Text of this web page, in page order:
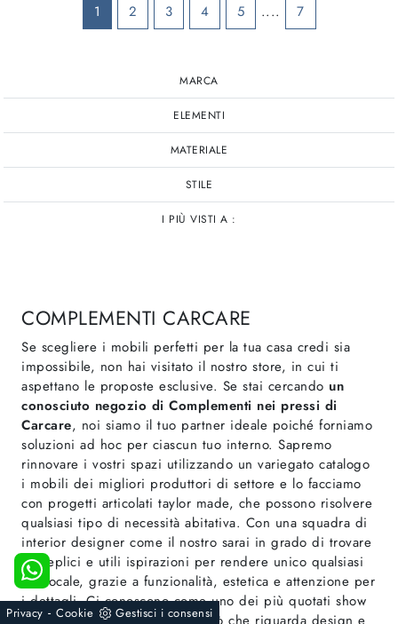
MARCA
ELEMENTI
MATERIALE
STILE
I PIÙ VISTI A :
1 2 3 4 5 .... 7
COMPLEMENTI CARCARE
Se scegliere i mobili perfetti per la tua casa credi sia
impossibile, non hai visitato il nostro store, in cui ti
aspettano le proposte esclusive. Se stai cercando un
conosciuto negozio di Complementi nei pressi di
Carcare, noi siamo il tuo partner ideale poiché forniamo
soluzioni ad hoc per ciascun tuo interno. Sapremo
rinnovare i vostri spazi utilizzando un variegato catalogo
i mobili dei migliori produttori di settore e lo facciamo
con progetti articolati taylor made, che possono risolvere
qualsiasi tipo di necessità abitativa. Con una squadra di
interior designer come il nostro sarai in grado di trovare
molteplici e utili ispirazioni per rendere unico qualsiasi
tuo locale, grazie a funzionalità, estetica e attenzione per
i dettagli. Ci conoscono come uno dei più quotati show
room della tua zona per tutto ciò che riguarda design e
Privacy - Cookie Gestisci i consensi